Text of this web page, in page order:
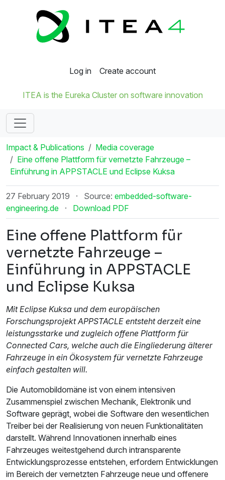
Log in Create account
ITEA is the Eureka Cluster on software innovation
Impact & Publications
Media coverage
Eine offene Plattform für vernetzte Fahrzeuge –
Einführung in APPSTACLE und Eclipse Kuksa
27 February 2019 · Source: embedded-software-
engineering.de
· Download PDF
Eine offene Plattform für
vernetzte Fahrzeuge –
Einführung in APPSTACLE
und Eclipse Kuksa
Mit Eclipse Kuksa und dem europäischen
Forschungsprojekt APPSTACLE entsteht derzeit eine
leistungsstarke und zugleich offene Plattform für
Connected Cars, welche auch die Eingliederung älterer
Fahrzeuge in ein Ökosystem für vernetzte Fahrzeuge
einfach gestalten will.
Die Automobildomäne ist von einem intensiven
Zusammenspiel zwischen Mechanik, Elektronik und
Software geprägt, wobei die Software den wesentlichen
Treiber bei der Realisierung von neuen Funktionalitäten
darstellt. Während Innovationen innerhalb eines
Fahrzeuges weitestgehend durch intransparente
Entwicklungsprozesse entstehen, erfordern Entwicklungen
im Bereich der vernetzten Fahrzeuge neue und offenere